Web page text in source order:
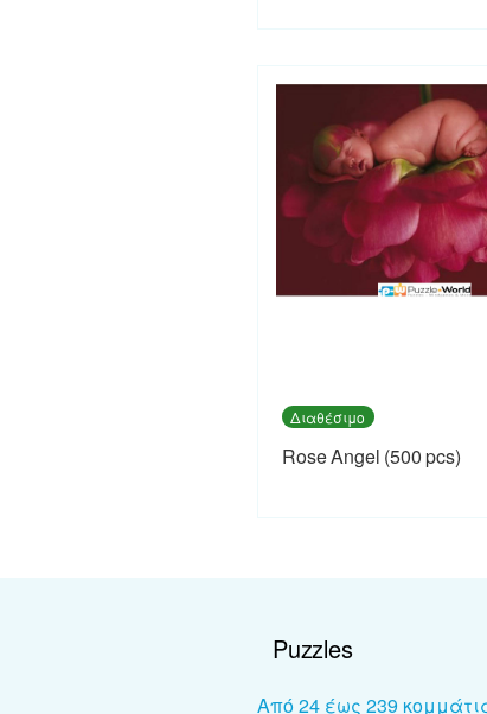
Διαθέσιμο
Rose Angel (500 pcs)
Puzzles
Από 24 έως 239